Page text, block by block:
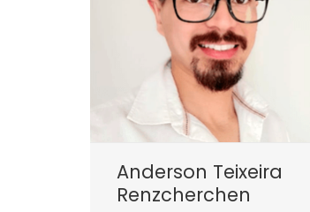
Anderson Teixeira
Renzcherchen